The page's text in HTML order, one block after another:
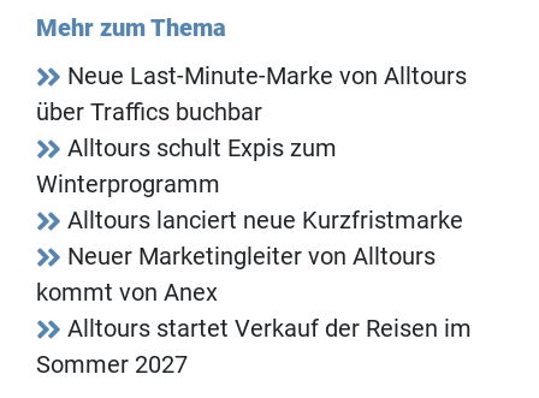
Mehr zum Thema
Neue Last-Minute-Marke von Alltours
über Traffics buchbar
Alltours schult Expis zum
Winterprogramm
Alltours lanciert neue Kurzfristmarke
Neuer Marketingleiter von Alltours
kommt von Anex
Alltours startet Verkauf der Reisen im
Sommer 2027